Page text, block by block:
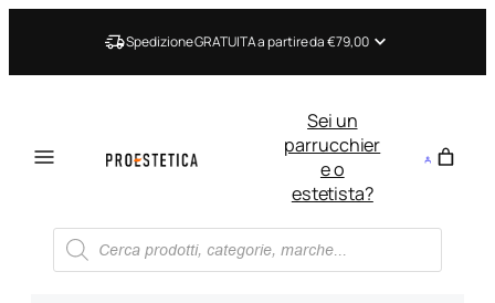
Spedizione GRATUITA a partire da €79,00
Sei un
parrucchier
e o
estetista?
Ricerca
prodotti